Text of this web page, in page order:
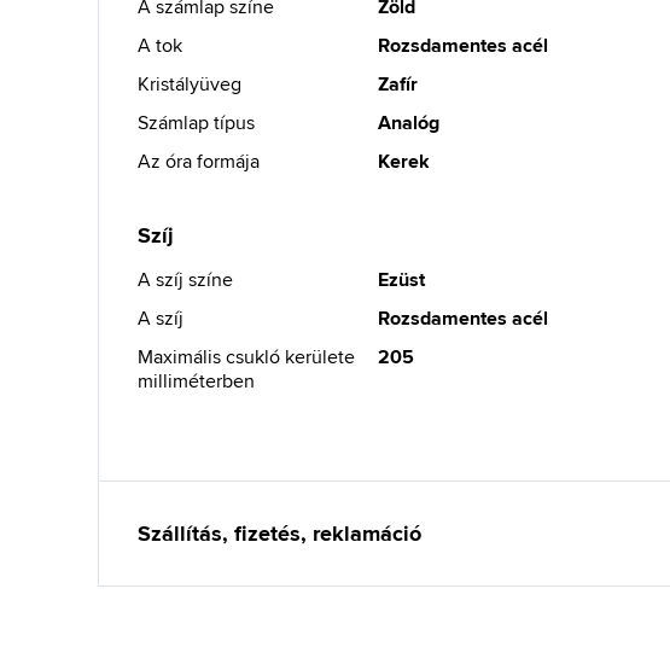
A számlap színe
Zöld
A tok
Rozsdamentes acél
Kristályüveg
Zafír
Számlap típus
Analóg
Az óra formája
Kerek
Szíj
A szíj színe
Ezüst
A szíj
Rozsdamentes acél
Maximális csukló kerülete
milliméterben
205
Szállítás, fizetés, reklamáció